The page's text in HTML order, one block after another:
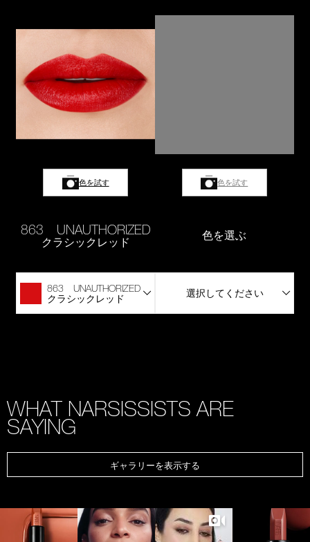
色を試す
863 UNAUTHORIZED
クラシックレッド
863 UNAUTHORIZED
クラシックレッド
色を試す
色を選ぶ
選択してください
WHAT NARSISSISTS ARE
SAYING
ギャラリーを表示する